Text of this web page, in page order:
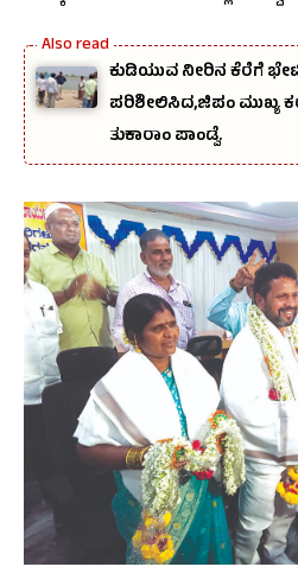
ಕುಡಿಯುವ ನೀರಿನ ಕೆರೆಗೆ
ಪರಿಶೀಲಿಸಿದ,ಜಿಪಂ ಮುಖ್ಯ
ತುಕಾರಾಂ ಪಾಂಡ್ವೆ.